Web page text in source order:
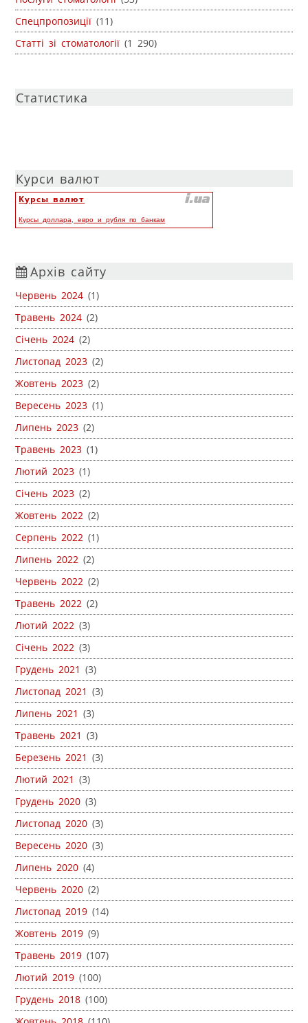
Спецпропозиції (11)
Статті зі стоматології (1 290)
Статистика
Курси валют
Курсы валют
Курсы доллара, евро и рубля по банкам
Архів сайту
Червень 2024 (1)
Травень 2024 (2)
Січень 2024 (2)
Листопад 2023 (2)
Жовтень 2023 (2)
Вересень 2023 (1)
Липень 2023 (2)
Травень 2023 (1)
Лютий 2023 (1)
Січень 2023 (2)
Жовтень 2022 (2)
Серпень 2022 (1)
Липень 2022 (2)
Червень 2022 (2)
Травень 2022 (2)
Лютий 2022 (3)
Січень 2022 (3)
Грудень 2021 (3)
Листопад 2021 (3)
Липень 2021 (3)
Травень 2021 (3)
Березень 2021 (3)
Лютий 2021 (3)
Грудень 2020 (3)
Листопад 2020 (3)
Вересень 2020 (3)
Липень 2020 (4)
Червень 2020 (2)
Листопад 2019 (14)
Жовтень 2019 (9)
Травень 2019 (107)
Лютий 2019 (100)
Грудень 2018 (100)